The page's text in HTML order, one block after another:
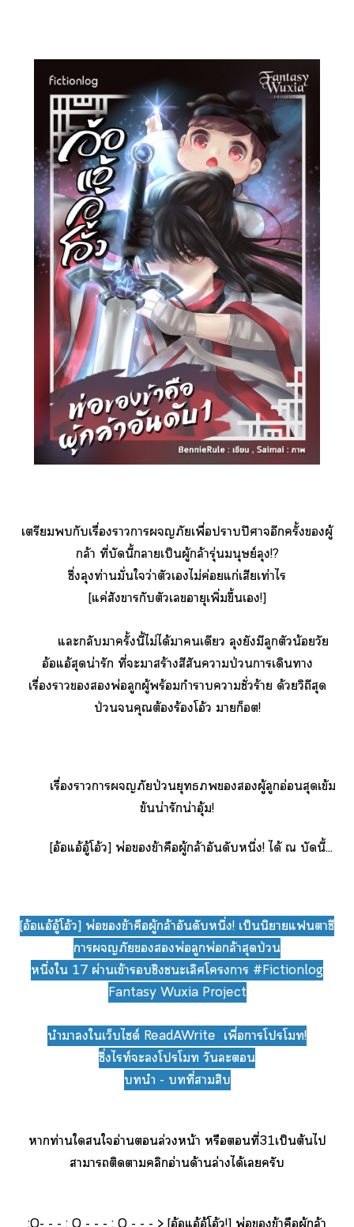
เตรียมกับเรื่องาาภัยเพื่อาปีศาจอีกครั้งผู้
กล้า ที่บัดนี้าเป็นผู้กล้ารุ่นมนุษย์ลุง!?
ซึ่งลุงท่านมั่นใจว่าตัวเไม่ค่อยแก่เสียเท่าไร
[แค่สังขารกับตัวเอายุเพิ่มขึ้นเ!]
แะกลับาครั้งนี้ไม่ได้าเดียว ลุงยังมีลูกตัวน้อยวัย
อ้อแอ้สุดน่ารัก ที่ะาร้างสีสันาป่วนาเดินา
เรื่องาพ่อลูกผู้พร้อมกำาาชั่วร้าย ด้วยวิถีสุด
ป่วนคุณต้องร้องโอ้ว าก็อต!
เรื่องาาภัยป่วนยุทธผู้ลูกอ่อนสุดเข้ม
ข้นน่ารักน่าอุ้ม!
[อ้อแอ้อู้โอ้ว] พ่อข้าคือผู้กล้าอันดับหนึ่ง!ได้ ณ บัดนี้...
[อ้อแอ้อู้โอ้ว] พ่อข้าคือผู้กล้าอันดับหนึ่ง! เป็นนิยายแาซี
าภัยพ่อลูกพ่อกล้าสุดป่วน
หนึ่งใ 17 ผ่านเข้าชิงะเลิศโา #Fictionlog
Fantasy Wuxia Project
นำาใเว็บได์ ReadAWrite เพื่อาโโท!
ซึ่งไท์ะโโท วันะ
นำ - ที่าสิบ
าท่านใใอ่านล่วงหน้า หรือที่31เป็นต้นไ
าาติดาคลิกอ่านด้านล่างได้เครับ